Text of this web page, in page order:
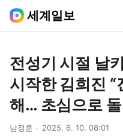
세계일보
전성기 시절 날
시작한 김희진
해… 초심으로
남정훈 2025. 6. 10. 08:01